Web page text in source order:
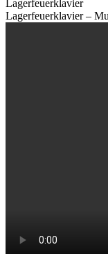
Lagerfeuerklavier
Lagerfeuerklavier –